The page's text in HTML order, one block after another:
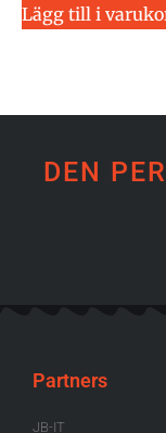
Lägg till i
DEN
Partners
JB-IT